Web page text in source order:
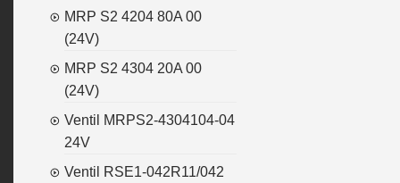
MRP S2 4204 80A 00
(24V)
MRP S2 4304 20A 00
(24V)
Ventil MRPS2-4304104-04
24V
Ventil RSE1-042R11/042